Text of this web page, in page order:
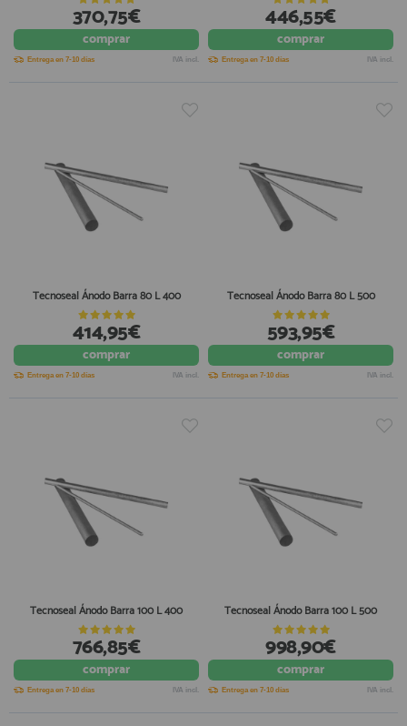
370,75€
comprar
Entrega en 7-10 días IVA incl.
446,55€
comprar
Entrega en 7-10 días IVA incl.
Tecnoseal Ánodo Barra 80 L 400
414,95€
comprar
Entrega en 7-10 días IVA incl.
Tecnoseal Ánodo Barra 80 L 500
593,95€
comprar
Entrega en 7-10 días IVA incl.
Tecnoseal Ánodo Barra 100 L 400
766,85€
comprar
Entrega en 7-10 días IVA incl.
Tecnoseal Ánodo Barra 100 L 500
998,90€
comprar
Entrega en 7-10 días IVA incl.